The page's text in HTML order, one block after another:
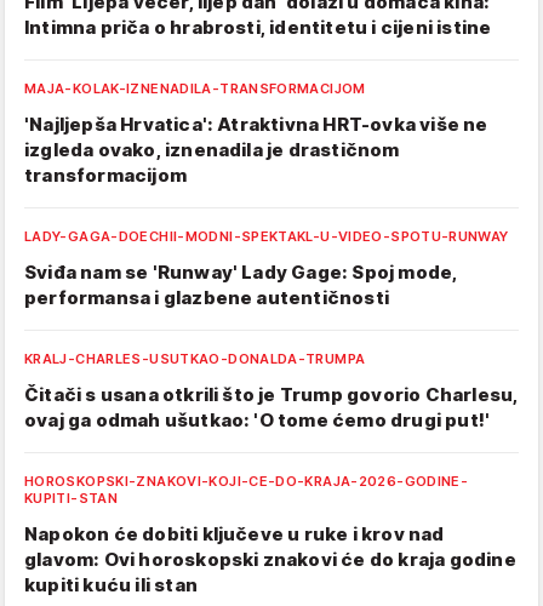
Intimna priča o hrabrosti, identitetu i cijeni istine
MAJA-KOLAK-IZNENADILA-TRANSFORMACIJOM
'Najljepša Hrvatica': Atraktivna HRT-ovka više ne
izgleda ovako, iznenadila je drastičnom
transformacijom
LADY-GAGA-DOECHII-MODNI-SPEKTAKL-U-VIDEO-SPOTU-RUNWAY
Sviđa nam se 'Runway' Lady Gage: Spoj mode,
performansa i glazbene autentičnosti
KRALJ-CHARLES-USUTKAO-DONALDA-TRUMPA
Čitači s usana otkrili što je Trump govorio Charlesu,
ovaj ga odmah ušutkao: 'O tome ćemo drugi put!'
HOROSKOPSKI-ZNAKOVI-KOJI-CE-DO-KRAJA-2026-GODINE-
KUPITI-STAN
Napokon će dobiti ključeve u ruke i krov nad
glavom: Ovi horoskopski znakovi će do kraja godine
kupiti kuću ili stan